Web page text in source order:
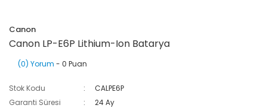
Canon
Canon LP-E6P Lithium-Ion Batarya
(0) Yorum - 0 Puan
Stok Kodu
CALPE6P
Garanti Süresi
24 Ay